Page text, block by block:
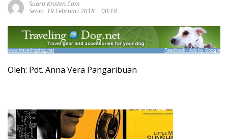
Suara Kristen.com
Senin, 19 Februari 2018 | 00:18
Oleh: Pdt. Anna Vera Pangaribuan